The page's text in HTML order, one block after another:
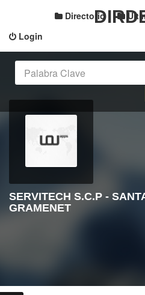
Login
Directorio
SERVITECH S.C.P -
GRAMENET